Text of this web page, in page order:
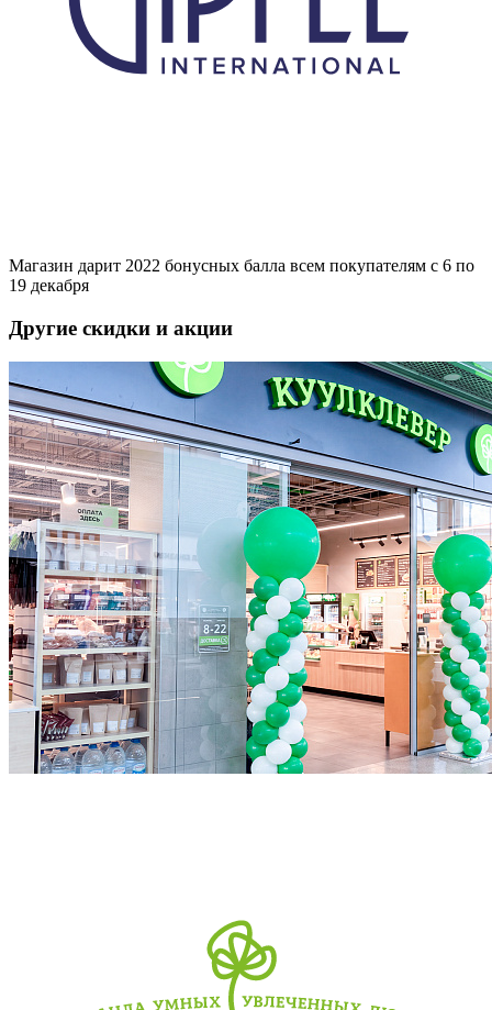
Магазин дарит 2022 бонусных балла всем покупателям с 6 по
19 декабря
Другие скидки и акции